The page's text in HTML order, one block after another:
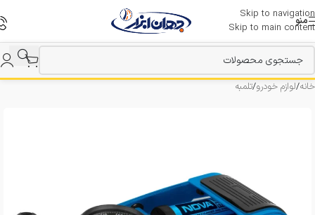
Skip to navigation
Skip to main content
منو
خانه/لوازم خودرو/تلمبه